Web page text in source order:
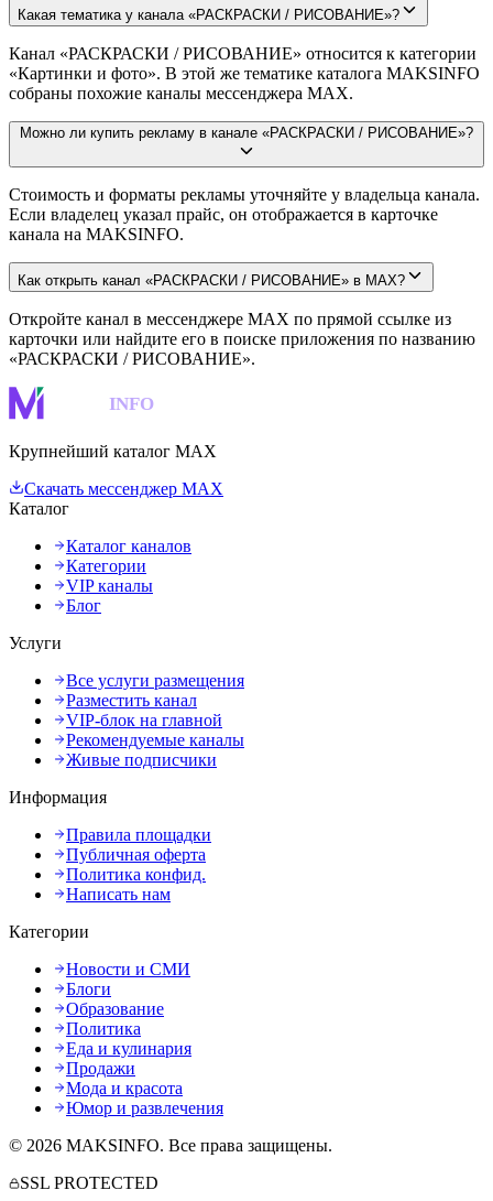
Какая тематика у канала «РАСКРАСКИ / РИСОВАНИЕ»?
Канал «РАСКРАСКИ / РИСОВАНИЕ» относится к категории
«Картинки и фото». В этой же тематике каталога MAKSINFO
собраны похожие каналы мессенджера MAX.
Можно ли купить рекламу в канале «РАСКРАСКИ / РИСОВАНИЕ»?
Стоимость и форматы рекламы уточняйте у владельца канала.
Если владелец указал прайс, он отображается в карточке
канала на MAKSINFO.
Как открыть канал «РАСКРАСКИ / РИСОВАНИЕ» в MAX?
Откройте канал в мессенджере MAX по прямой ссылке из
карточки или найдите его в поиске приложения по названию
«РАСКРАСКИ / РИСОВАНИЕ».
INFO
Крупнейший каталог MAX
Скачать мессенджер MAX
Каталог
Каталог каналов
Категории
VIP каналы
Блог
Услуги
Все услуги размещения
Разместить канал
VIP-блок на главной
Рекомендуемые каналы
Живые подписчики
Информация
Правила площадки
Публичная оферта
Политика конфид.
Написать нам
Категории
Новости и СМИ
Блоги
Образование
Политика
Еда и кулинария
Продажи
Мода и красота
Юмор и развлечения
© 2026 MAKSINFO. Все права защищены.
SSL PROTECTED